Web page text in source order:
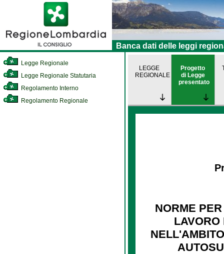
Banca dati delle leggi
Legge Regionale
Legge Regionale Statutaria
Regolamento Interno
Regolamento Regionale
LEGGE
REGIONALE
Progetto
di Legge
presentato
NORME
LAVORO